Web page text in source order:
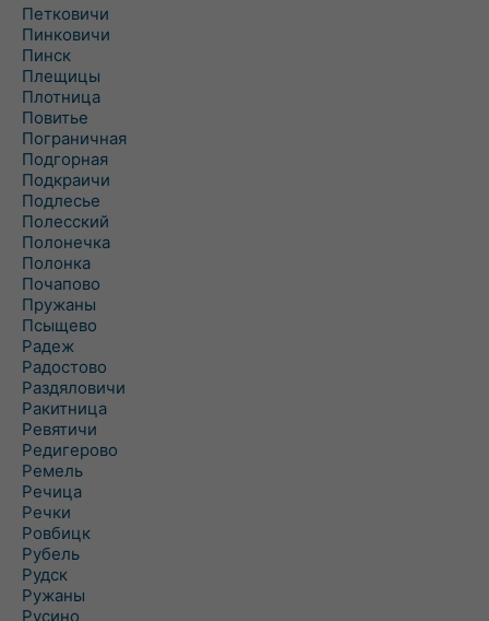
Петковичи
Пинковичи
Пинск
Плещицы
Плотница
Повитье
Пограничная
Подгорная
Подкраичи
Подлесье
Полесский
Полонечка
Полонка
Почапово
Пружаны
Псыщево
Радеж
Радостово
Раздяловичи
Ракитница
Ревятичи
Редигерово
Ремель
Речица
Речки
Ровбицк
Рубель
Рудск
Ружаны
Русино